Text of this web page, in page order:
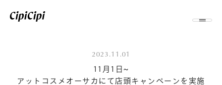
2023.11.01
11月1日~
アットコスメオーサカにて店頭キャンペーンを実施